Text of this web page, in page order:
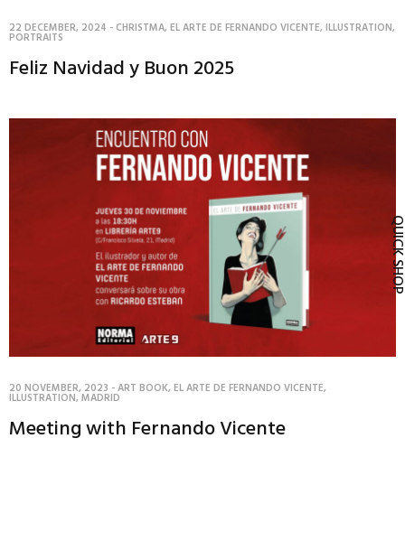
22 DECEMBER, 2024 - CHRISTMA,EL ARTE DE FERNANDO VICENTE,ILLUSTRATION,
PORTRAITS
Feliz Navidad y Buon 2025
20 NOVEMBER, 2023 -ART BOOK,EL ARTE DE FERNANDO VICENTE,
ILLUSTRATION,MADRID
Meeting with Fernando Vicente